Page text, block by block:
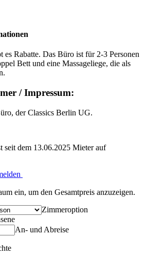
es Rabatte. Das Büro ist für 2-3 Personen
Bett und eine Massageliege, die als
/ Impressum:
der Classics Berlin UG.
seit dem 13.06.2025 Mieter auf
ein, um den Gesamtpreis anzuzeigen.
Zimmeroption
An- und Abreise